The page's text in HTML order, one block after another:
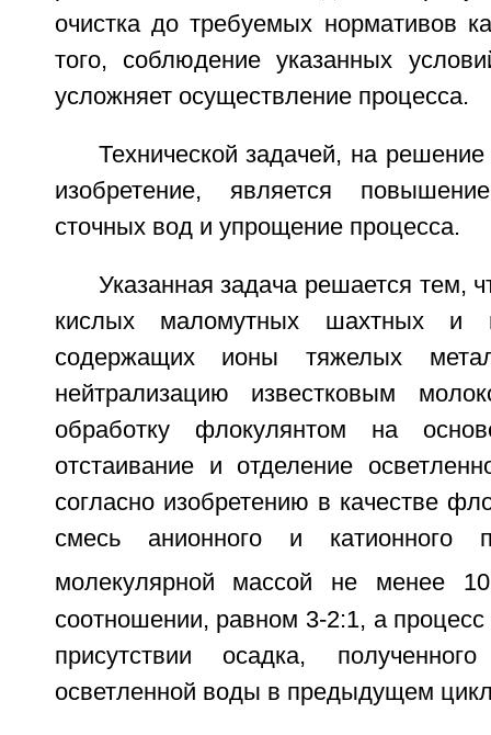
очистка до требуемых нормативов
того, соблюдение указанных
усложняет осуществление процесса.
Технической задачей, на
изобретение, является
сточных вод и упрощение процесса.
Указанная задача решается тем,
кислых маломутных шахтных и
содержащих ионы тяжелых
нейтрализацию известковым
обработку флокулянтом на
отстаивание и отделение
согласно изобретению в качестве
смесь анионного и катионного
молекулярной массой не менее
соотношении, равном 3-2:1, а
присутствии осадка,
осветленной воды в предыдущем